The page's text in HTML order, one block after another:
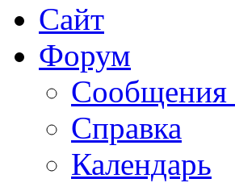
Сайт
Форум
Сообщения
Справка
Календарь